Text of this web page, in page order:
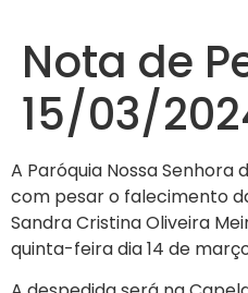
Nota de
15/03/
A Paróquia Nossa Senhora
com pesar o falecimento
Sandra Cristina Oliveira
quinta-feira dia 14 de